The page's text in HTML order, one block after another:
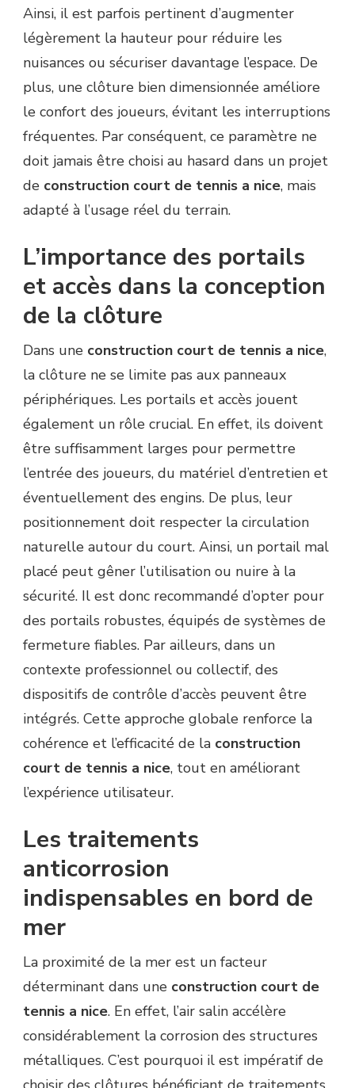
Ainsi, il est parfois pertinent d’augmenter
légèrement la hauteur pour réduire les
nuisances ou sécuriser davantage l’espace. De
plus, une clôture bien dimensionnée améliore
le confort des joueurs, évitant les interruptions
fréquentes. Par conséquent, ce paramètre ne
doit jamais être choisi au hasard dans un projet
de construction court de tennis a nice, mais
adapté à l’usage réel du terrain.
L’importance des portails
et accès dans la conception
de la clôture
Dans une construction court de tennis a nice,
la clôture ne se limite pas aux panneaux
périphériques. Les portails et accès jouent
également un rôle crucial. En effet, ils doivent
être suffisamment larges pour permettre
l’entrée des joueurs, du matériel d’entretien et
éventuellement des engins. De plus, leur
positionnement doit respecter la circulation
naturelle autour du court. Ainsi, un portail mal
placé peut gêner l’utilisation ou nuire à la
sécurité. Il est donc recommandé d’opter pour
des portails robustes, équipés de systèmes de
fermeture fiables. Par ailleurs, dans un
contexte professionnel ou collectif, des
dispositifs de contrôle d’accès peuvent être
intégrés. Cette approche globale renforce la
cohérence et l’efficacité de la construction
court de tennis a nice, tout en améliorant
l’expérience utilisateur.
Les traitements
anticorrosion
indispensables en bord de
mer
La proximité de la mer est un facteur
déterminant dans une construction court de
tennis a nice. En effet, l’air salin accélère
considérablement la corrosion des structures
métalliques. C’est pourquoi il est impératif de